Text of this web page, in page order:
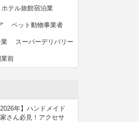
ホテル旅館宿泊業
ペット動物事業者
スーパーデリバリー
業前
2026年】ハンドメイド
さん必見！アクセサ